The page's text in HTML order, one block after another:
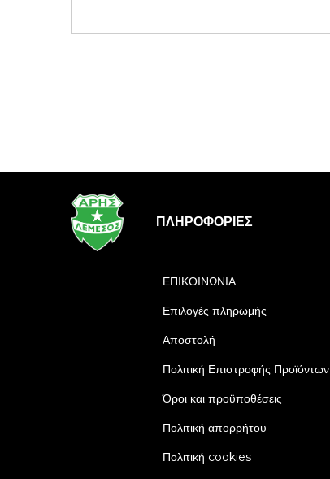
ΠΛΗΡΟΦΟΡΊΕΣ
ΕΠΙΚΟΙΝΩΝΙΑ
Επιλογές πληρωμής
Αποστολή
Πολιτική Επιστροφής Προϊόντων
Όροι και προϋποθέσεις
Πολιτική απορρήτου
Πολιτική cookies